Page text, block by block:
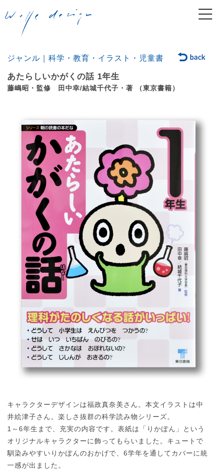
ジャンル｜科学・教育・イラスト・児童書
あたらしいかがくの話 1年生
藤嶋昭・監修 田中幸/結城千代子・著 （東京書籍）
キャラクターデザインは福政真奈美さん。本文イラストは中
井絵津子さん。楽しさ抜群の科学読み物シリーズ。
1～6年生まで、充実の内容です。表紙は「りかぽん」という
オリジナルキャラクターに飾ってもらいました。キュートで
馴染みやすいりかぽんのおかげで、6学年を通してカバーに統
一感が出ました。